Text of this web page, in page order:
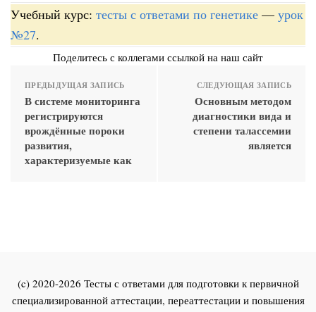
Учебный курс: тесты с ответами по генетике — урок
№27.
Поделитесь с коллегами ссылкой на наш сайт
ПРЕДЫДУЩАЯ ЗАПИСЬ
В системе мониторинга
регистрируются
врождённые пороки
развития,
характеризуемые как
СЛЕДУЮЩАЯ ЗАПИСЬ
Основным методом
диагностики вида и
степени талассемии
является
(c) 2020-2026 Тесты с ответами для подготовки к первичной
специализированной аттестации, переаттестации и повышения